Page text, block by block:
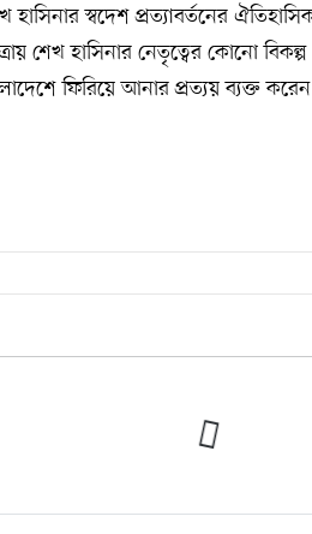
হাসিনার স্বদেশ প্রত্যাবর্তনের
শেখ হাসিনার নেতৃত্বের কোনো
ফিরিয়ে আনার প্রত্যয় ব্যক্ত